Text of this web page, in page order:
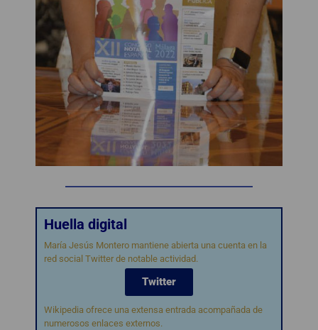
Huella digital
María Jesús Montero mantiene abierta una cuenta en la
red social Twitter de notable actividad.
Twitter
Wikipedia ofrece una extensa entrada acompañada de
numerosos enlaces externos.